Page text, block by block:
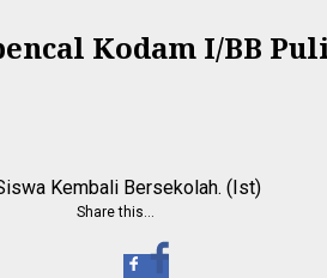
Kodam I/BB
Kembali Bersekolah. (Ist)
Share this…